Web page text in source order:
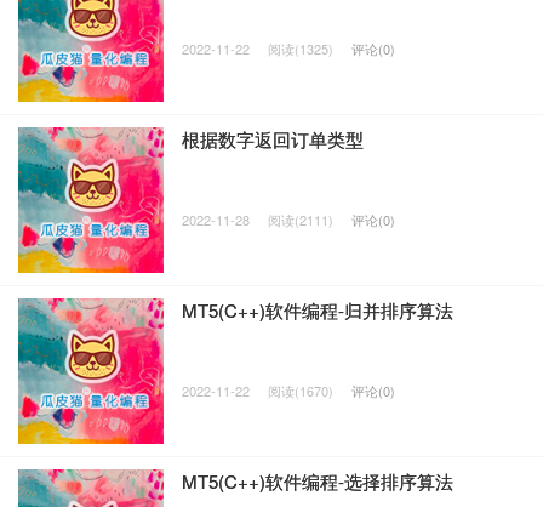
2022-11-22 阅读(1325) 评论(0)
根据数字返回订单类型
2022-11-28 阅读(2111) 评论(0)
MT5(C++)软件编程-归并排序算法
2022-11-22 阅读(1670) 评论(0)
MT5(C++)软件编程-选择排序算法